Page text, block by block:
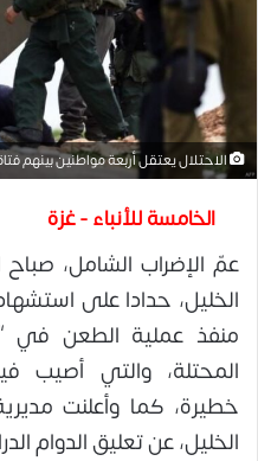
الاحتلال يعتقل أربعة مواطنين بينهم
الخامسة للأنباء - غزة
عمّ الإضراب الشامل، صباح
الخليل، حدادا على
منفذ عملية الطعن في
المحتلة، والتي أصيب
خطيرة، كما وأعلنت
الخليل، عن تعليق الدوام